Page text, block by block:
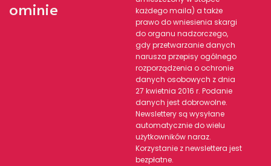
ominie
każdego maila) a także
prawo do wniesienia skargi
do organu nadzorczego,
gdy przetwarzanie danych
narusza przepisy ogólnego
rozporządzenia o ochronie
danych osobowych z dnia
27 kwietnia 2016 r. Podanie
danych jest dobrowolne.
Newslettery są wysyłane
automatycznie do wielu
użytkowników naraz.
Korzystanie z newslettera jest
bezpłatne.